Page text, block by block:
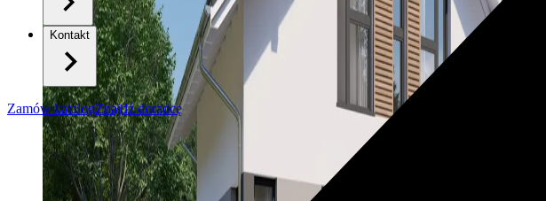
Kontakt
Zamów katalogZnajdź doradcę